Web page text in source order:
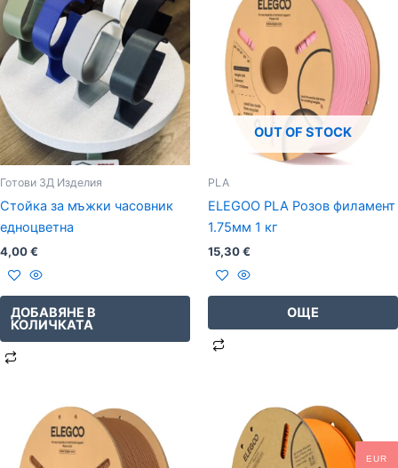
Готови 3Д Изделия
Стойка за мъжки часовник
едноцветна
4,00€
ДОБАВЯНЕ В
КОЛИЧКАТА
OUT OF STOCK
PLA
ELEGOO PLA Розов филамент
1.75мм 1 кг
15,30€
ОЩЕ
EUR